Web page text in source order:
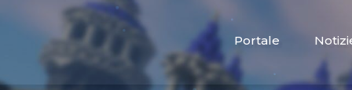
Portale